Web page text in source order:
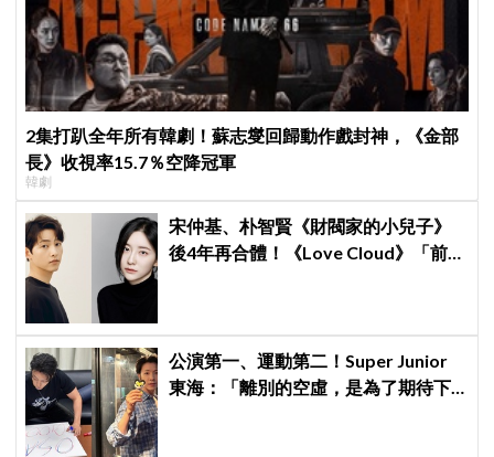
2集打趴全年所有韓劇！蘇志燮回歸動作戲封神，《金部
長》收視率15.7％空降冠軍
韓劇
宋仲基、朴智賢《財閥家的小兒子》
後4年再合體！《Love Cloud》「前任
公演第一、運動第二！Super Junior
東海：「離別的空虛，是為了期待下